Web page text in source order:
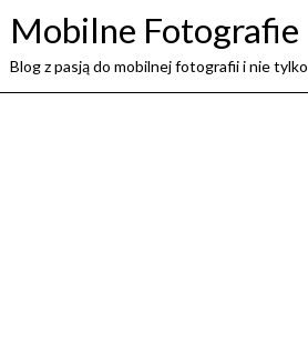
Mobilne Fotografie
Blog z pasją do mobilnej fotografii i nie tylko